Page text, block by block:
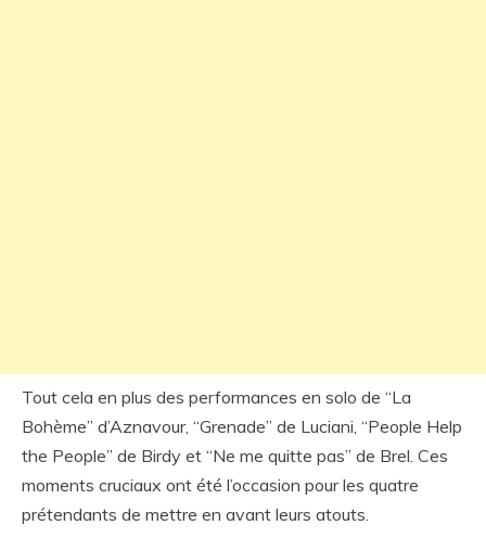
Tout cela en plus des performances en solo de “La
Bohème” d’Aznavour, “Grenade” de Luciani, “People Help
the People” de Birdy et “Ne me quitte pas” de Brel. Ces
moments cruciaux ont été l’occasion pour les quatre
prétendants de mettre en avant leurs atouts.